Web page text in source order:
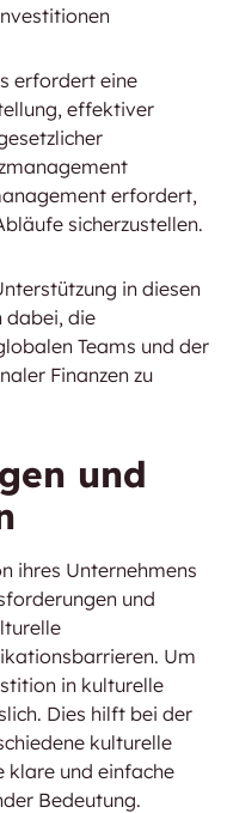
erfordert eine
effektiver
erfordert,
sicherzustellen.
in diesen
dabei, die
Teams und der
Finanzen zu
und
ihres Unternehmens
und
Um
in kulturelle
Dies hilft bei der
kulturelle
klare und einfache
Bedeutung.